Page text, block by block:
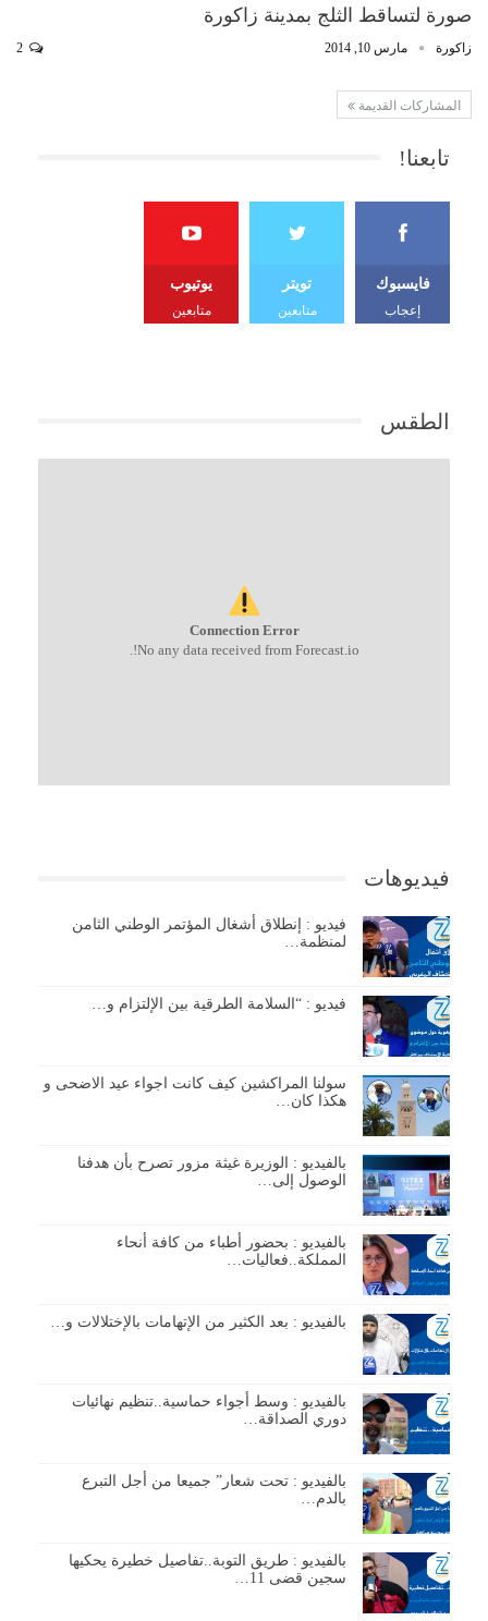
صورة لتساقط الثلج بمدينة زاكورة
زاكورة مارس 10, 2014
المشاركات القديمة
تابعنا!
فايسبوك
إعجاب
تويتر
متابعين
يوتيوب
متابعين
الطقس
Connection Error
No any data received from Forecast.io!.
فيديوهات
فيديو : إنطلاق أشغال المؤتمر الوطني الثامن
لمنظمة…
فيديو : “السلامة الطرقية بين الإلتزام و…
سولنا المراكشين كيف كانت اجواء عيد الاضحى و
هكذا كان…
بالفيديو : الوزيرة غيثة مزور تصرح بأن هدفنا
الوصول إلى…
بالفيديو : بحضور أطباء من كافة أنحاء
المملكة..فعاليات…
بالفيديو : بعد الكثير من الإتهامات بالإختلالات و…
بالفيديو : وسط أجواء حماسية..تنظيم نهائيات
دوري الصداقة…
بالفيديو : تحت شعار” جميعا من أجل التبرع
بالدم…
بالفيديو : طريق التوبة..تفاصيل خطيرة يحكيها
سجين قضى 11…